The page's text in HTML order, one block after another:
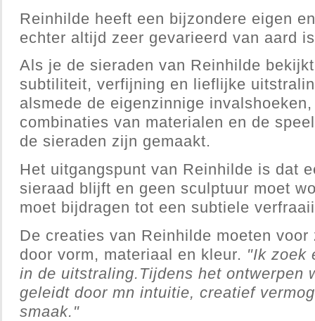
Reinhilde heeft een bijzondere eigen
echter altijd zeer gevarieerd van aard
Als je de sieraden van Reinhilde
subtiliteit, verfijning en lieflijke
alsmede de eigenzinnige
combinaties van materialen en de
de sieraden zijn gemaakt.
Het uitgangspunt van Reinhilde is dat
sieraad blijft en geen sculptuur moet
moet bijdragen tot een subtiele
De creaties van Reinhilde moeten
door vorm, materiaal en kleur. "Ik zoek
in de uitstraling.Tijdens het ontwerpen
geleidt door mn intuitie, creatief
smaak."